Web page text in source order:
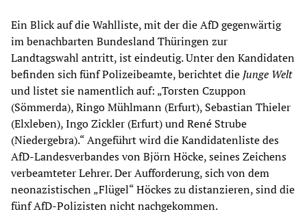
Ein Blick auf die Wahlliste, mit der die AfD gegenwärtig
im benachbarten Bundesland Thüringen zur
Landtagswahl antritt, ist eindeutig. Unter den Kandidaten
befinden sich fünf Polizeibeamte, berichtet die Junge Welt
und listet sie namentlich auf: „Torsten Czuppon
(Sömmerda), Ringo Mühlmann (Erfurt), Sebastian Thieler
(Elxleben), Ingo Zickler (Erfurt) und René Strube
(Niedergebra).“ Angeführt wird die Kandidatenliste des
AfD-Landesverbandes von Björn Höcke, seines Zeichens
verbeamteter Lehrer. Der Aufforderung, sich von dem
neonazistischen „Flügel“ Höckes zu distanzieren, sind die
fünf AfD-Polizisten nicht nachgekommen.